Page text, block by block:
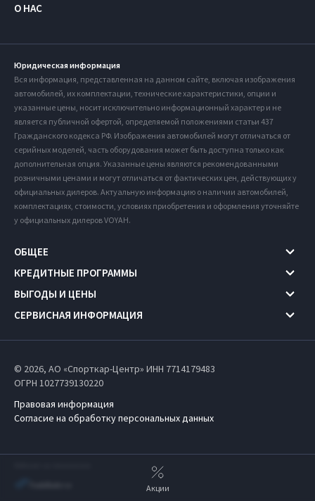
О НАС
Юридическая информация
Вся информация, представленная на данном сайте, включая изображения
автомобилей, их комплектации, технические характеристики, опции и
указанные цены, носит исключительно информационный характер и не
является публичной офертой, определяемой положениями статьи 437
Гражданского кодекса РФ. Изображения автомобилей могут отличаться от
серийных моделей, часть оборудования может быть доступна только как
дополнительная опция. Указанные цены являются рекомендованными
розничными ценами и могут отличаться от фактических цен, действующих у
официальных дилеров. Актуальную информацию о наличии автомобилей,
комплектациях, стоимости, условиях приобретения и оформления уточняйте
у официальных дилеров VOYAH.
ОБЩЕЕ
КРЕДИТНЫЕ ПРОГРАММЫ
ВЫГОДЫ И ЦЕНЫ
СЕРВИСНАЯ ИНФОРМАЦИЯ
© 2026, АО «Спорткар-Центр» ИНН 7714179483
ОГРН 1027739130220
Правовая информация
Согласие на обработку персональных данных
Акции